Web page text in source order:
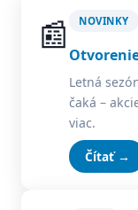
📰 NOVINKY
Letná
čaká –
viac.
Čítať →